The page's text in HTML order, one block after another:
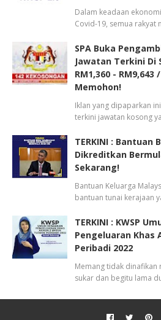
Dalam keadaan
Covid-19, semua rakyat
SPA Buka
Jawatan Terkini Di
RM1,360 -
Memohon!
Iklan yang dipaparkan
terkini jawatan kosong
TERKINI : Bantuan
Dikreditkan
Sekarang!
Bantuan Keluarga
bantuan tunai kerajaan
TERKINI : KWSP
Pengeluaran Khas
Peribadi 2022
Memang tidak dinafikan
sukar dan begitu lama